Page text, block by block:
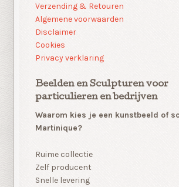
Verzending & Retouren
Algemene voorwaarden
Disclaimer
Cookies
Privacy verklaring
Beelden en Sculpturen voor
particulieren en bedrijven
Waarom kies je een kunstbeeld of
Martinique?
Ruime collectie
Zelf producent
Snelle levering